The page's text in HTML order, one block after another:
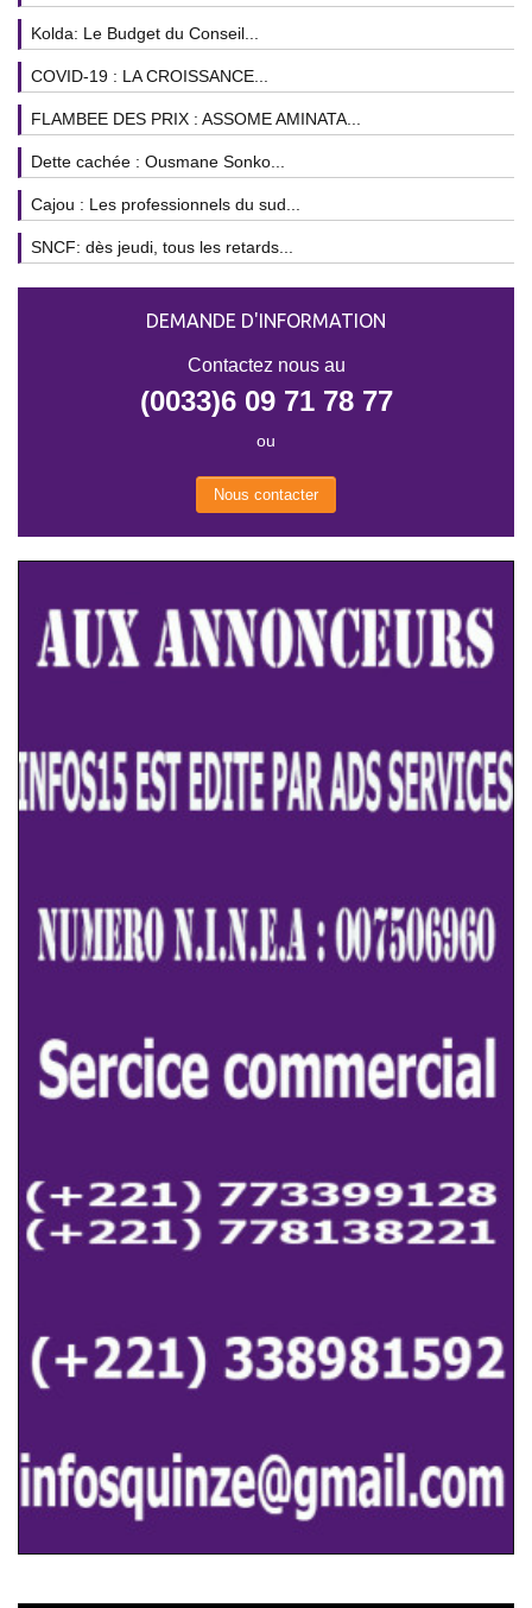
Kolda: Le Budget du Conseil...
COVID-19 : LA CROISSANCE...
FLAMBEE DES PRIX : ASSOME AMINATA...
Dette cachée : Ousmane Sonko...
Cajou : Les professionnels du sud...
SNCF: dès jeudi, tous les retards...
DEMANDE D'INFORMATION
Contactez nous au
(0033)6 09 71 78 77
ou
Nous contacter